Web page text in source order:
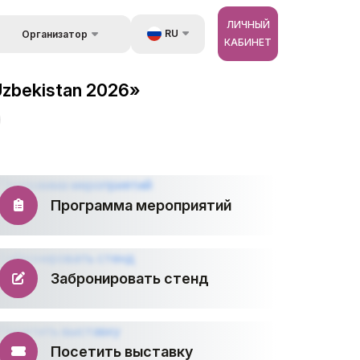
и
Организатор
Kонтакты
RU
ЛИЧНЫЙ
КАБИНЕТ
2026»
Программа мероприятий
Забронировать стенд
Посетить выставку